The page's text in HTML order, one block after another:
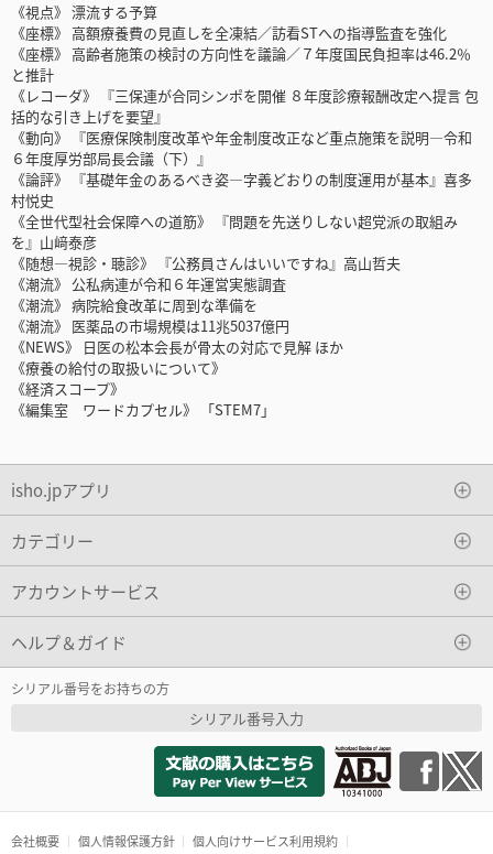
《視点》 漂流する予算
《座標》 高額療養費の見直しを全凍結／訪看STへの指導監査を強化
《座標》 高齢者施策の検討の方向性を議論／７年度国民負担率は46.2％
と推計
《レコーダ》 『三保連が合同シンポを開催 ８年度診療報酬改定へ提言 包
括的な引き上げを要望』
《動向》 『医療保険制度改革や年金制度改正など重点施策を説明―令和
６年度厚労部局長会議（下）』
《論評》 『基礎年金のあるべき姿―字義どおりの制度運用が基本』喜多
村悦史
《全世代型社会保障への道筋》 『問題を先送りしない超党派の取組み
を』山﨑泰彦
《随想―視診・聴診》 『公務員さんはいいですね』高山哲夫
《潮流》 公私病連が令和６年運営実態調査
《潮流》 病院給食改革に周到な準備を
《潮流》 医薬品の市場規模は11兆5037億円
《NEWS》 日医の松本会長が骨太の対応で見解 ほか
《療養の給付の取扱いについて》
《経済スコープ》
《編集室 ワードカプセル》 「STEM7」
isho.jpアプリ
カテゴリー
アカウントサービス
ヘルプ＆ガイド
シリアル番号をお持ちの方
シリアル番号入力
会社概要 個人情報保護方針 個人向けサービス利用規約